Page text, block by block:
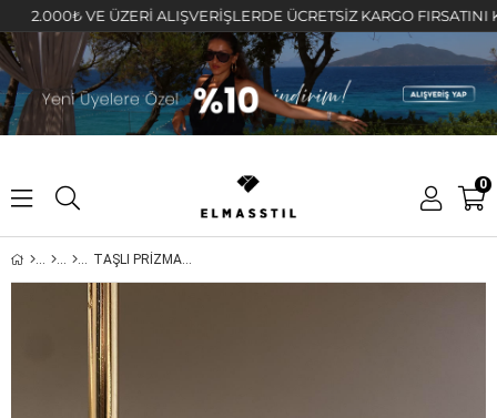
VE ÜZERİ ALIŞVERİŞLERDE ÜCRETSİZ KARGO FIRSATINI
0
TAŞLI PRİZMA HALKA KÜPE 1,3cm